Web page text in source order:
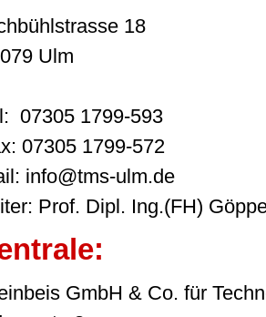
18
Ulm
07305 1799-593
07305 1799-572
info@tms-ulm.de
Prof. Dipl. Ing.(FH)
GmbH & Co. für